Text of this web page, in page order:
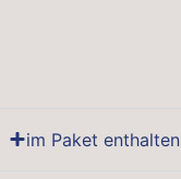
im Paket enthalten